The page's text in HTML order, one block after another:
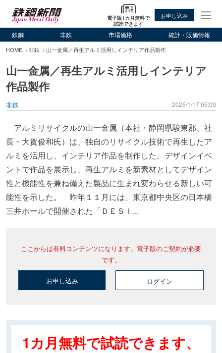
電子版1カ月無料で
試読できます
お申し込み
鉄鋼 非鉄 市場価格 統計・販価情報
HOME 非鉄 山一金属／再生アルミ活用しインテリア作品製作
山一金属／再生アルミ活用しインテリア
作品製作
非鉄 2025/1/17 05:00
アルミリサイクルの山一金属（本社・静岡県駿東郡、社
長・大賀俊和氏）は、独自のリサイクル技術で再生したア
ルミを活用し、インテリア作品を制作した。デザインイベ
ントで作品を展示し、再生アルミを新素材としてデザイン
性と機能性を兼ね備えた製品に生まれ変わらせる新しい可
能性を示した。 昨年１１月には、東京都中央区の日本橋
三井ホールで開催された「ＤＥＳＩ...
ここからは有料コンテンツになります。電子版のご契約が必要
です。
お申し込み ログイン
1カ月無料で試読できます、